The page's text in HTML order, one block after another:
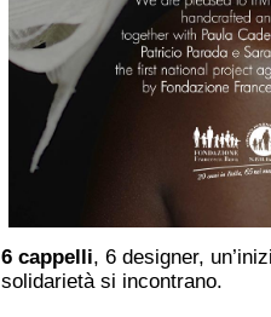
6 cappelli, 6 designer,
solidarietà si incontrano.